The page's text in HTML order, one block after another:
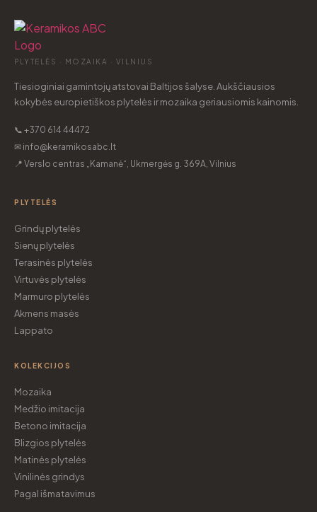
PLYTELĖS · MOZAIKA · VILNIUS
Tiesioginiai gamintojų atstovai Baltijos šalyse. Aukščiausios
kokybės europietiškos plytelės ir mozaika geriausiomis kainomis.
📞 +370 614 44472
✉ info@keramikosabc.lt
📍 Verslo centras „Kamanė“, Ukmergės g. 369A, Vilnius
PLYTELĖS
Grindų plytelės
Sienų plytelės
Terasinės plytelės
Virtuvės plytelės
Marmuro plytelės
Akmens masės
Lappato
KOLEKCIJOS
Mozaika
Medžio imitacija
Betono imitacija
Blizgios plytelės
Matinės plytelės
Vinilinės grindys
Pagal išmatavimus